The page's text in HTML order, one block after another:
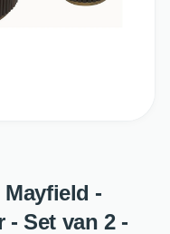
-
- Set van 2 -